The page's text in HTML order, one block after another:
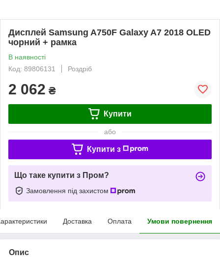
Дисплей Samsung A750F Galaxy A7 2018 OLED
чорний + рамка
В наявності
Код: 89806131
Роздріб
2 062 ₴
Купити
або
Купити з
Що таке купити з Пром?
Замовлення під захистом
Доставка Оплата Умови повернення
Опис